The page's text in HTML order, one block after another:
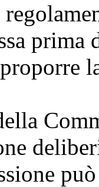
può